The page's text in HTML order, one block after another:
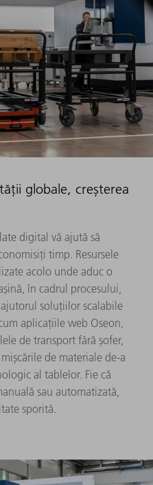
globale, creșterea
digital vă ajută să
timp. Resursele
acolo unde aduc o
în cadrul procesului,
soluțiilor scalabile
aplicațiile web Oseon,
de transport fără șofer,
de materiale de-a
al tablelor. Fie că
sau automatizată,
sporită.